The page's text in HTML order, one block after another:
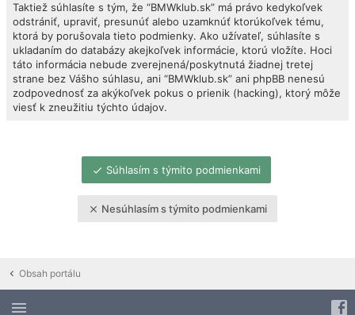
Taktiež súhlasíte s tým, že “BMWklub.sk” má právo kedykoľvek
odstrániť, upraviť, presunúť alebo uzamknúť ktorúkoľvek tému,
ktorá by porušovala tieto podmienky. Ako užívateľ, súhlasíte s
ukladaním do databázy akejkoľvek informácie, ktorú vložíte. Hoci
táto informácia nebude zverejnená/poskytnutá žiadnej tretej
strane bez Vášho súhlasu, ani “BMWklub.sk” ani phpBB nenesú
zodpovednosť za akýkoľvek pokus o prienik (hacking), ktorý môže
viesť k zneužitiu týchto údajov.
Súhlasím s týmito podmienkami
Nesúhlasím s týmito podmienkami
Obsah portálu